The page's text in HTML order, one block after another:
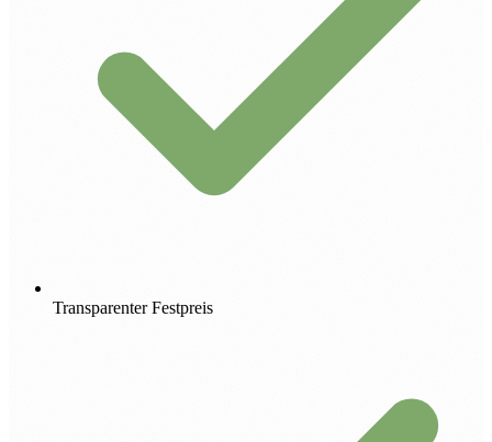
Transparenter Festpreis